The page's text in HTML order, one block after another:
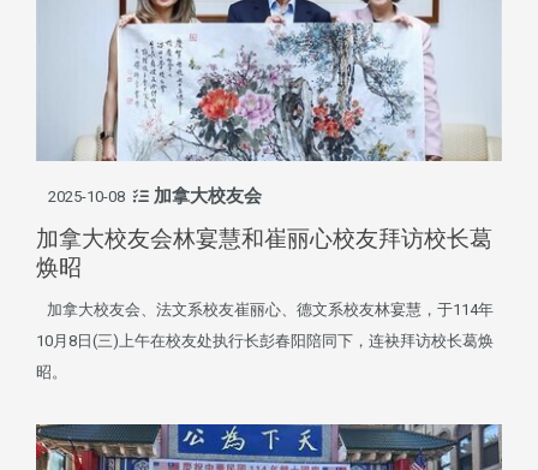
2025-10-08 加拿大校友会
加拿大校友会林宴慧和崔丽心校友拜访校长葛
焕昭
加拿大校友会、法文系校友崔丽心、德文系校友林宴慧，于114年
10月8日(三)上午在校友处执行长彭春阳陪同下，连袂拜访校长葛焕
昭。